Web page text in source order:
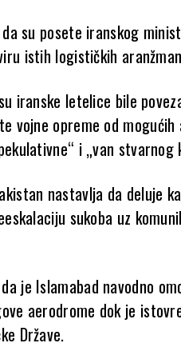
su posete iranskog
istih logističkih
iranske letelice bile
vojne opreme od
i „van stvarnog
nastavlja da deluje
sukoba uz
je Islamabad navodno
aerodrome dok je
Države.